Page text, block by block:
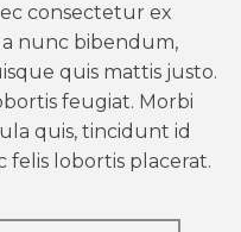
consectetur ex
nunc bibendum,
quis mattis justo.
feugiat. Morbi
quis, tincidunt id
felis lobortis placerat.